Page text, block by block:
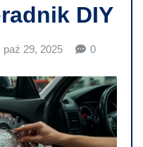
DIY
paź 29, 2025 0